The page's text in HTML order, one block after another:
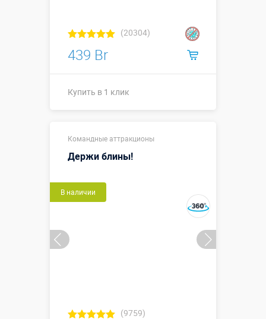
(20304)
439 Br
Купить в 1 клик
Больше деталей →
Смотреть видео
Командные аттракционы
Держи блины!
В наличии
(9759)